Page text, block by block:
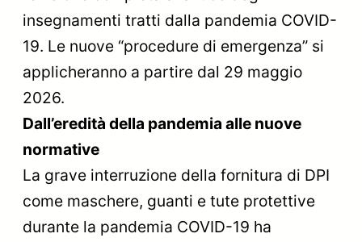
insegnamenti tratti dalla pandemia COVID-
19. Le nuove “procedure di emergenza” si
applicheranno a partire dal 29 maggio
2026.
Dall’eredità della pandemia alle nuove
normative
La grave interruzione della fornitura di DPI
come maschere, guanti e tute protettive
durante la pandemia COVID-19 ha